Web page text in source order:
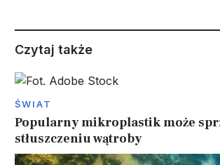
Czytaj także
ŚWIAT
Popularny mikroplastik może
stłuszczeniu wątroby